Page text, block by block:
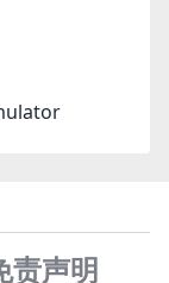
责声明